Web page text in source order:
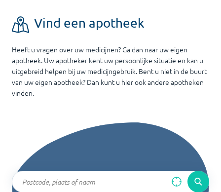
Vind een apotheek
Heeft u vragen over uw medicijnen? Ga dan naar uw eigen
apotheek. Uw apotheker kent uw persoonlijke situatie en kan u
uitgebreid helpen bij uw medicijngebruik. Bent u niet in de buurt
van uw eigen apotheek? Dan kunt u hier ook andere apotheken
vinden.